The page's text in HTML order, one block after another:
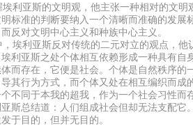
利亚斯的文明观，他主张一种相对的文明
标准的判断要纳入一个清晰而准确的发展
反对文明中心主义和种族中心主义。
埃利亚斯反对传统的二元对立的观点，他
利亚斯之处个体相互依赖形成一种具有自
而存在，它便是社会。个体是自然秩序的
其行为方式，而个体又处在相互编织而成
不同于本我的超我，作为一个社会习性而
斯总结道：人们组成社会但却无法支配它
于目的，但并无目的。